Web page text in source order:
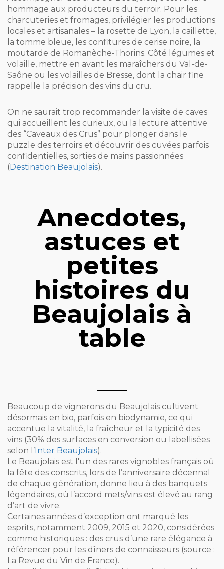
hommage aux producteurs du terroir. Pour les
charcuteries et fromages, privilégier les productions
locales et artisanales – la rosette de Lyon, la caillette,
la tomme bleue, les confitures de cerise noire, la
moutarde de Romanèche-Thorins. Côté légumes et
volaille, mettre en avant les maraîchers du Val-de-
Saône ou les volailles de Bresse, dont la chair fine
rappelle la précision des vins du cru.
On ne saurait trop recommander la visite de caves
qui accueillent les curieux, ou la lecture attentive
des “Caveaux des Crus” pour plonger dans le
puzzle des terroirs et découvrir des cuvées parfois
confidentielles, sorties de mains passionnées
(Destination Beaujolais).
Anecdotes,
astuces et
petites
histoires du
Beaujolais à
table
Beaucoup de vignerons du Beaujolais cultivent
désormais en bio, parfois en biodynamie, ce qui
accentue la vitalité, la fraîcheur et la typicité des
vins (30% des surfaces en conversion ou labellisées
selon l’Inter Beaujolais).
Le Beaujolais est l'un des rares vignobles français où
la fête des conscrits, lors de l’anniversaire décennal
de chaque génération, donne lieu à des banquets
légendaires, où l’accord mets/vins est élevé au rang
d’art de vivre.
Certaines années d’exception ont marqué les
esprits, notamment 2009, 2015 et 2020, considérées
comme historiques : des crus d’une rare élégance à
référencer pour les dîners de connaisseurs (source :
La Revue du Vin de France).